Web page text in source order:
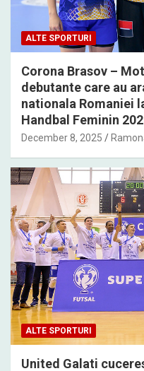
ALTE SPORTURI
Corona Brasov –
debutante care au
nationala Romaniei
Handbal Feminin
December 8, 2025
ALTE SPORTURI
United Galati